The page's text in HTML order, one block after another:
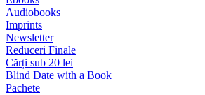
Audiobooks
Imprints
Newsletter
Reduceri Finale
Cărți sub 20 lei
Blind Date with a Book
Pachete